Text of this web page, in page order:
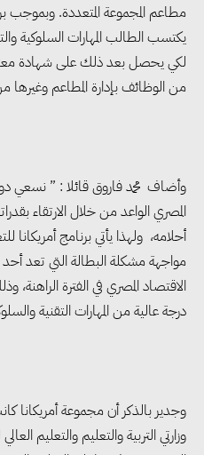
مطاعم المجموعة المتعددة. وبموجب
يكتسب الطالب المهارات السلوكية
لكي يحصل بعد ذلك على شهادة
من الوظائف بإدارة المطاعم وغيرها
وأضاف محمد فاروق قائلا : ” نسعي
المصري الواعد من خلال الارتقاء
أحلامه، ولهذا يأتي برنامج أمريكانا
مواجهة مشكلة البطالة التي تعد
الاقتصاد المصري في الفترة
درجة عالية من المهارات التقنية
وجدير بالذكر أن مجموعة
وزارتي التربية والتعليم والتعليم